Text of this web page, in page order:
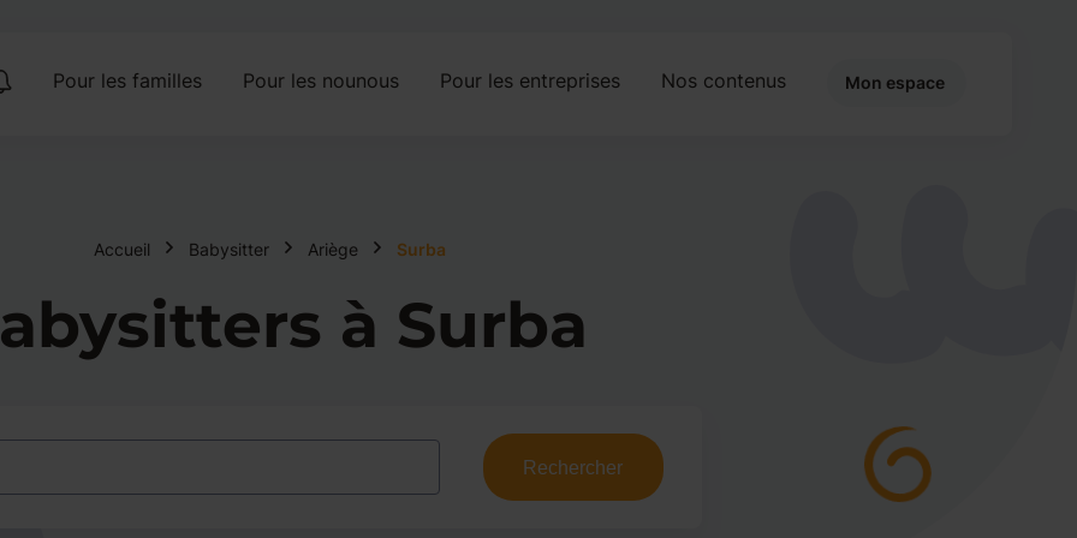
Pour les familles Pour les nounous Pour les entreprises Nos contenus Mon espace
Accueil Babysitter Ariège Surba
à Surba
Rechercher